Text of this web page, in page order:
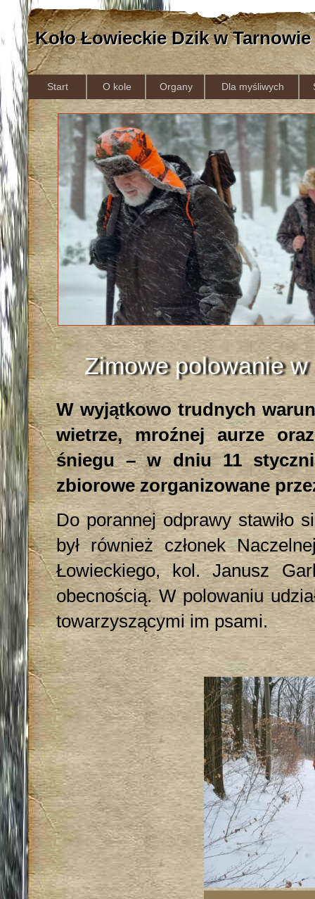
Koło Łowieckie Dzik w Tarnowie
Start O kole Organy Dla myśliwych
Zimowe polowanie w
W wyjątkowo trudnych
wietrze, mroźnej aurze
śniegu – w dniu 11
zbiorowe zorganizowane
Do porannej odprawy stawiło
był również członek
Łowieckiego, kol. Janusz
obecnością. W polowaniu
towarzyszącymi im psami.